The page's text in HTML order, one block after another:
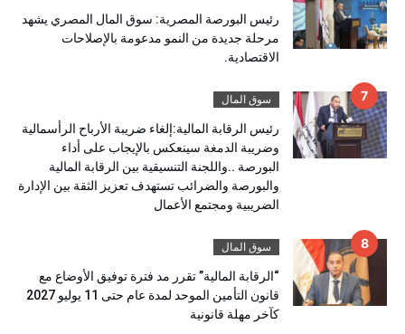
رئيس البورصة المصرية: سوق المال المصري يشهد
مرحلة جديدة من النمو مدعومة بالإصلاحات
الاقتصادية.
سوق المال
رئيس الرقابة المالية:إلغاء ضريبة الأرباح الرأسمالية
وضريبة الدمغة سينعكس بالإيجاب على أداء
البورصة ..واللجنة التنسيقية بين الرقابة المالية
والبورصة والضرائب تستهدف تعزيز الثقة بين الإدارة
الضريبية ومجتمع الأعمال
سوق المال
“الرقابة المالية” تقرر مد فترة توفيق الأوضاع مع
قانون التأمين الموحد لمدة عام حتى 11 يوليو 2027
كآخر مهلة قانونية